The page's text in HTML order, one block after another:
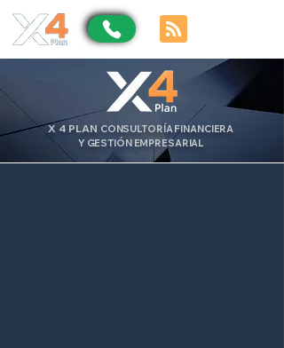
X 4 PLAN CONSULTORÍA FINANCIERA
Y GESTIÓN EMPRESARIAL